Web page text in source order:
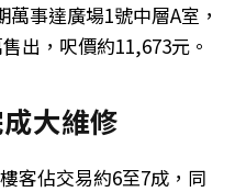
事達廣場1號中層A室，
出，呎價約11,673元。
大維修
客佔交易約6至7成，同